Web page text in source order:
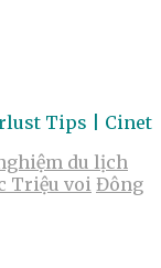
Tips | Cinet
du lịch
Triệu voi Đông